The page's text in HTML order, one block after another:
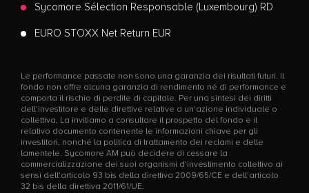
Sycomore Sélection Responsable (Luxembourg) RD
EURO STOXX Net Return EUR
Le performance passate non sono una garanzia dei risultati futuri. Il
fondo non offre alcuna garanzia di rendimento né di performance e
comporta il rischio di perdite di capitale. Per una sintesi dei diritti
dell'investitore e delle direttive relative a un'azione individuale o
collettiva, La invitiamo a consultare il prospetto del fondo e il
relativo documento contenente le informazioni chiave per gli
investitori, nonché la politica di trattamento dei reclami e delle
lamentele. Sycomore AM può decidere di cessare la
commercializzazione dei suoi organismi d'investimento collettivo ai
sensi dell'articolo 93 bis della direttiva 2009/65/CE e dell'articolo
32 bis della direttiva 2011/61/UE.